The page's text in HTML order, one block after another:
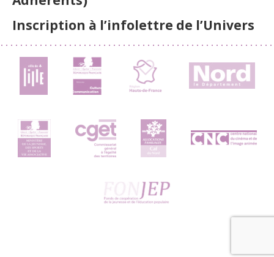
Inscription à l’infolettre de l’Univers